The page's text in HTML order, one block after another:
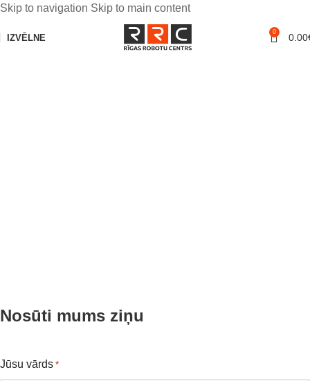
Skip to navigation Skip to main content
IZVĒLNE
0 0.00
Nosūti mums ziņu
Jūsu vārds *